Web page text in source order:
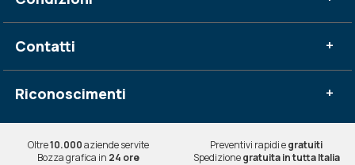
Contatti +
Riconoscimenti +
Oltre10.000aziende servite Preventivi rapidi egratuiti
Bozza grafica in 24 ore Spedizionegratuita in tutta Italia